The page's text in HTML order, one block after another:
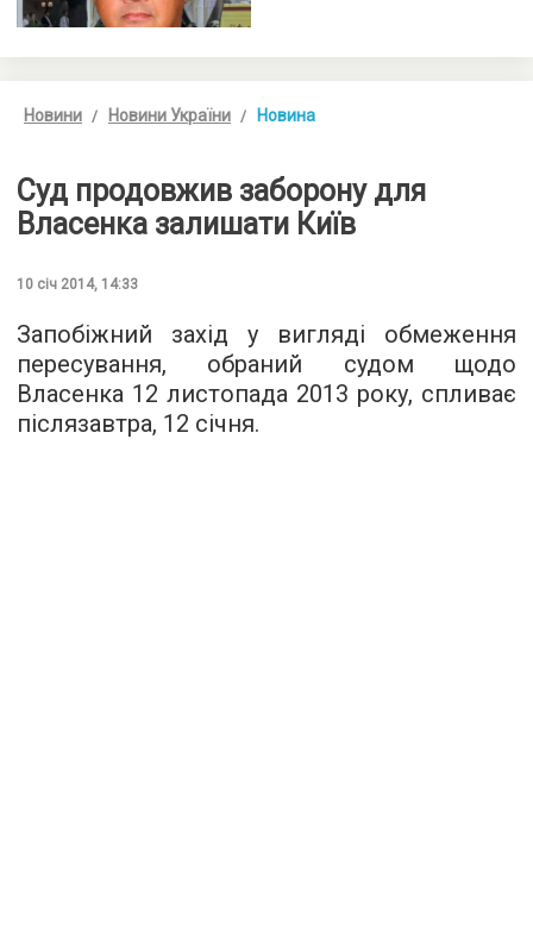
Новини Новини України Новина
Суд продовжив заборону для
Власенка залишати Київ
10 січ 2014, 14:33
Запобіжний захід у вигляді обмеження
пересування, обраний судом щодо
Власенка 12 листопада 2013 року, спливає
післязавтра, 12 січня.